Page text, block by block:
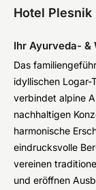
Hotel Plesnik
Ihr Ayurveda- &
Das
idyllischen Logar-
verbindet alpine
nachhaltigen
harmonische
eindrucksvolle
vereinen
und eröffnen